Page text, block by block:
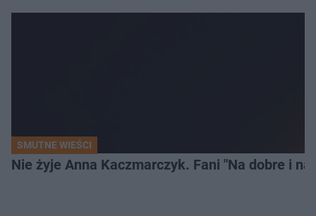
SMUTNE WIEŚCI
Nie żyje Anna Kaczmarczyk. Fani "Na dobre i na